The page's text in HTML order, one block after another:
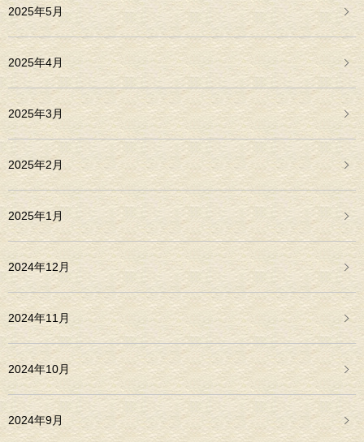
2025年5月
2025年4月
2025年3月
2025年2月
2025年1月
2024年12月
2024年11月
2024年10月
2024年9月